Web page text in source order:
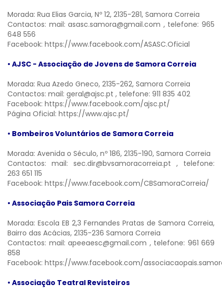
Morada: Rua Elias Garcia, Nº 12, 2135-281, Samora Correia
Contactos: mail:asasc.samora@gmail.com , telefone: 965
648 556
Facebook: https://www.facebook.com/ASASC.Oficial
• AJSC - Associação de Jovens de Samora Correia
Morada: Rua Azedo Gneco, 2135-262, Samora Correia
Contactos: mail: geral@ajsc.pt , telefone: 911 835 402
Facebook: https://www.facebook.com/ajsc.pt/
Página Oficial: https://www.ajsc.pt/
• Bombeiros Voluntários de Samora Correia
Morada: Avenida o Século, nº 186, 2135-190, Samora Correia
Contactos: mail: sec.dir@bvsamoracorreia.pt , telefone:
263 651 115
Facebook: https://www.facebook.com/CBSamoraCorreia/
• Associação Pais Samora Correia
Morada: Escola EB 2,3 Fernandes Pratas de Samora Correia,
Bairro das Acácias, 2135-236 Samora Correia
Contactos: mail: apeeaesc@gmail.com , telefone: 961 669
858
Facebook: https://www.facebook.com/
• Associação Teatral Revisteiros